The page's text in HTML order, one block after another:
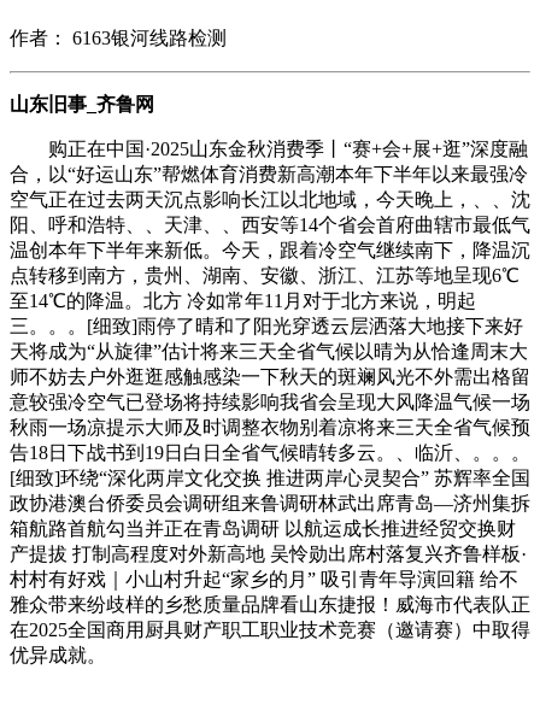
作者： 6163银河线路检测
山东旧事_齐鲁网
购正在中国·2025山东金秋消费季丨“赛+会+展+逛”深度融
合，以“好运山东”帮燃体育消费新高潮本年下半年以来最强冷
空气正在过去两天沉点影响长江以北地域，今天晚上，、、沈
阳、呼和浩特、、天津、、西安等14个省会首府曲辖市最低气
温创本年下半年来新低。今天，跟着冷空气继续南下，降温沉
点转移到南方，贵州、湖南、安徽、浙江、江苏等地呈现6℃
至14℃的降温。北方 冷如常年11月对于北方来说，明起
三。。。[细致]雨停了晴和了阳光穿透云层洒落大地接下来好
天将成为“从旋律”估计将来三天全省气候以晴为从恰逢周末大
师不妨去户外逛逛感触感染一下秋天的斑斓风光不外需出格留
意较强冷空气已登场将持续影响我省会呈现大风降温气候一场
秋雨一场凉提示大师及时调整衣物别着凉将来三天全省气候预
告18日下战书到19日白日全省气候晴转多云。、临沂、。。。
[细致]环绕“深化两岸文化交换 推进两岸心灵契合” 苏辉率全国
政协港澳台侨委员会调研组来鲁调研林武出席青岛—济州集拆
箱航路首航勾当并正在青岛调研 以航运成长推进经贸交换财
产提拔 打制高程度对外新高地 吴怜勋出席村落复兴齐鲁样板·
村村有好戏｜小山村升起“家乡的月” 吸引青年导演回籍 给不
雅众带来纷歧样的乡愁质量品牌看山东捷报！威海市代表队正
在2025全国商用厨具财产职工职业技术竞赛（邀请赛）中取得
优异成就。